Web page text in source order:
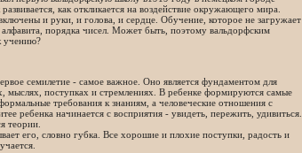
как откликается на воздействие окружающего мира.
и руки, и голова, и сердце. Обучение, которое не загружает
порядка чисел. Может быть, поэтому вальдорфским
учению?
семилетие - самое важное. Оно является фундаментом для
мыслях, поступках и стремлениях. В ребенке формируются самые
требования к знаниям, а человеческие отношения с
ребенка начинается с восприятия - увидеть, пережить, удивиться.
теории.
его, словно губка. Все хорошие и плохие поступки, радость и